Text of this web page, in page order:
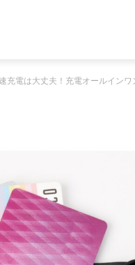
充電は大丈夫！充電オールインワ